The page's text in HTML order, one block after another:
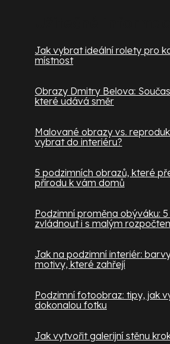
Jak vybrat ideální rolety pro
místnost
Obrazy Dmitry Belova:
které udává směr
Malované obrazy vs.
vybrat do interiéru?
5 podzimních obrazů, které
přírodu k vám domů
Podzimní proměna obýváku: 5
zvládnout i s malým
Jak na podzimní interiér:
motivy, které zahřejí
Podzimní fotoobraz: tipy, jak
dokonalou fotku
Jak vytvořit galerijní stěnu